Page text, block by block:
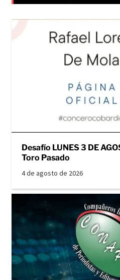
Desafío LUNES 3 DE
Toro Pasado
4 de agosto de 2026